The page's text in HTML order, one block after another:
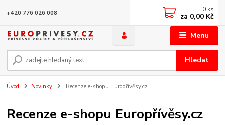
Menu
Hledat
+420 776 026 008 0 ks
za 0,00 Kč
Úvod Novinky Recenze e-shopu Europřívěsy.cz
Recenze e-shopu Europřívěsy.cz